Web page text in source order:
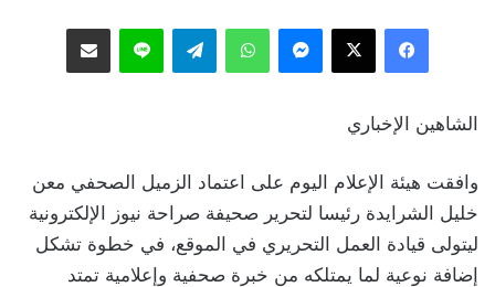
فيسبوك ‫X ماسنجر واتساب تيلقرام لاين مشاركة عبر البريد
الشاهين الإخباري
وافقت هيئة الإعلام اليوم على اعتماد الزميل الصحفي معن
خليل الشرايدة رئيسا لتحرير صحيفة صراحة نيوز الإلكترونية
ليتولى قيادة العمل التحريري في الموقع، في خطوة تشكل
إضافة نوعية لما يمتلكه من خبرة صحفية وإعلامية تمتد